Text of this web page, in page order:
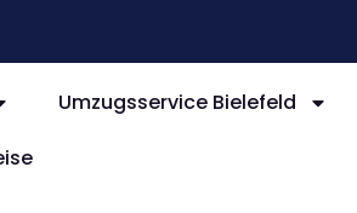
Umzugsservice Bielefeld